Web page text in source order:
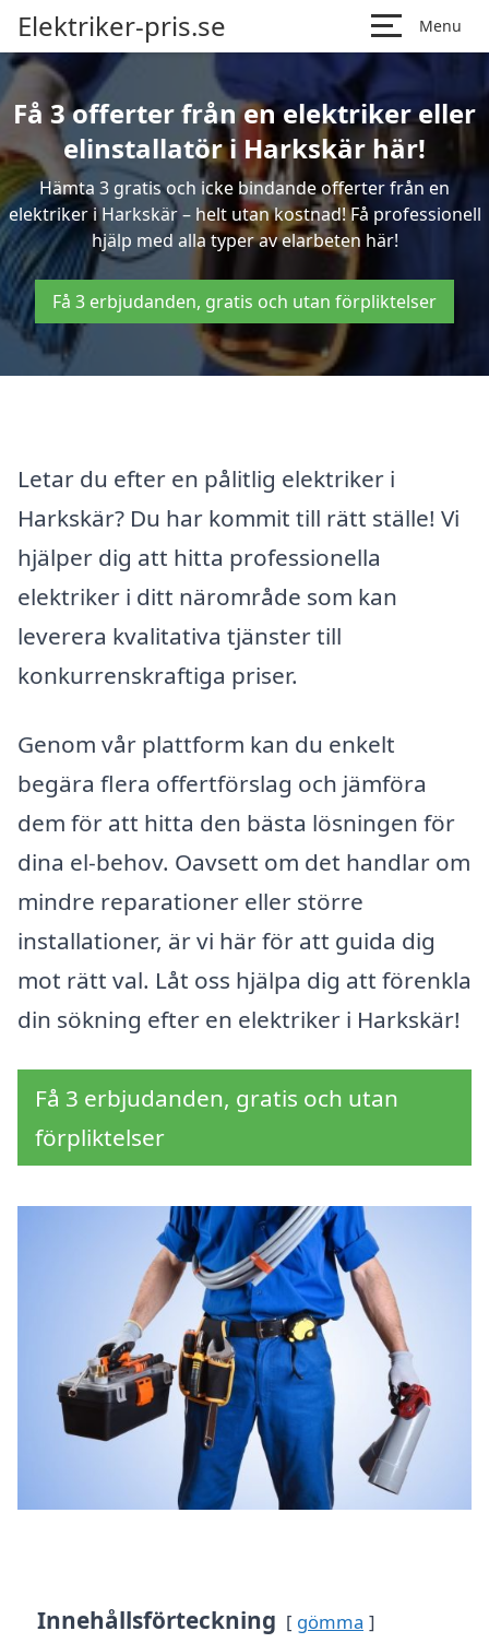
Elektriker-pris.se Menu
Få 3 offerter från en elektriker eller
elinstallatör i Harkskär här!
Hämta 3 gratis och icke bindande offerter från en
elektriker i Harkskär – helt utan kostnad! Få professionell
hjälp med alla typer av elarbeten här!
Få 3 erbjudanden, gratis och utan förpliktelser
Letar du efter en pålitlig elektriker i
Harkskär? Du har kommit till rätt ställe! Vi
hjälper dig att hitta professionella
elektriker i ditt närområde som kan
leverera kvalitativa tjänster till
konkurrenskraftiga priser.
Genom vår plattform kan du enkelt
begära flera offertförslag och jämföra
dem för att hitta den bästa lösningen för
dina el-behov. Oavsett om det handlar om
mindre reparationer eller större
installationer, är vi här för att guida dig
mot rätt val. Låt oss hjälpa dig att förenkla
din sökning efter en elektriker i Harkskär!
Få 3 erbjudanden, gratis och utan
förpliktelser
Innehållsförteckning gömma